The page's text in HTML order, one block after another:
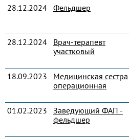
28.12.2024 Фельдшер
28.12.2024
Врач-терапевт
участковый
18.09.2023
Медицинская сестра
операционная
01.02.2023
Заведующий ФАП -
фельдшер